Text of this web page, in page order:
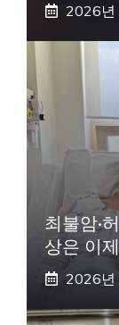
2026년
최불암·
상은 이
2026년